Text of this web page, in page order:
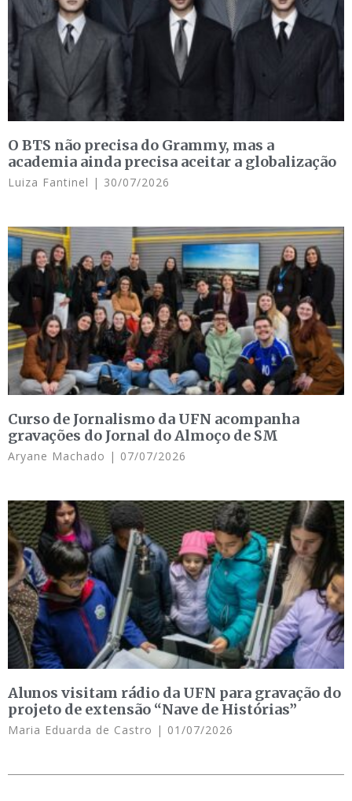
O BTS não precisa do Grammy, mas a
academia ainda precisa aceitar a globalização
Luiza Fantinel 30/07/2026
Curso de Jornalismo da UFN acompanha
gravações do Jornal do Almoço de SM
Aryane Machado 07/07/2026
Alunos visitam rádio da UFN para gravação do
projeto de extensão “Nave de Histórias”
Maria Eduarda de Castro 01/07/2026